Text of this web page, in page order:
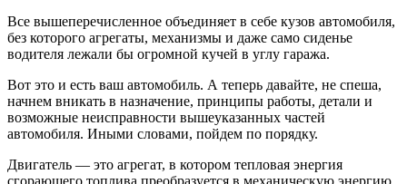
Все вышеперечисленное объединяет в себе кузов автомобиля,
без которого агрегаты, механизмы и даже само сиденье
водителя лежали бы огромной кучей в углу гаража.
Вот это и есть ваш автомобиль. А теперь давайте, не спеша,
начнем вникать в назначение, принципы работы, детали и
возможные неисправности вышеуказанных частей
автомобиля. Иными словами, пойдем по порядку.
Двигатель — это агрегат, в котором тепловая энергия